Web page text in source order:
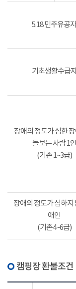
5.18 민주유공자
기초생활수급
장애의 정도가 심한
돌보는 사람 1인
(기존 1~3급)
장애의 정도가 심하지
애인
(기존4~6급)
캠핑장 환불조건